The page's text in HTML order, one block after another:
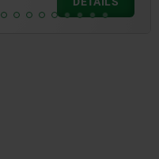
zzgl. Versandkosten